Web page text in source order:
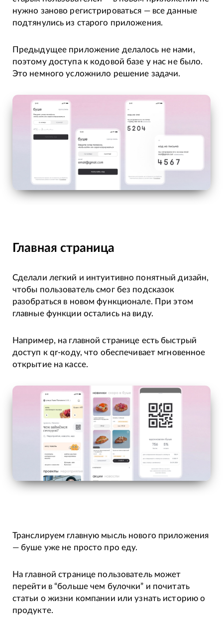
нужно заново регистрироваться — все данные
подтянулись из старого приложения.
Предыдущее приложение делалось не нами,
поэтому доступа к кодовой базе у нас не было.
Это немного усложнило решение задачи.
Главная страница
Сделали легкий и интуитивно понятный дизайн,
чтобы пользователь смог без подсказок
разобраться в новом функционале. При этом
главные функции остались на виду.
Например, на главной странице есть быстрый
доступ к qr-коду, что обеспечивает мгновенное
открытие на кассе.
Транслируем главную мысль нового приложения
— буше уже не просто про еду.
На главной странице пользователь может
перейти в “больше чем булочки” и почитать
статьи о жизни компании или узнать историю о
продукте.